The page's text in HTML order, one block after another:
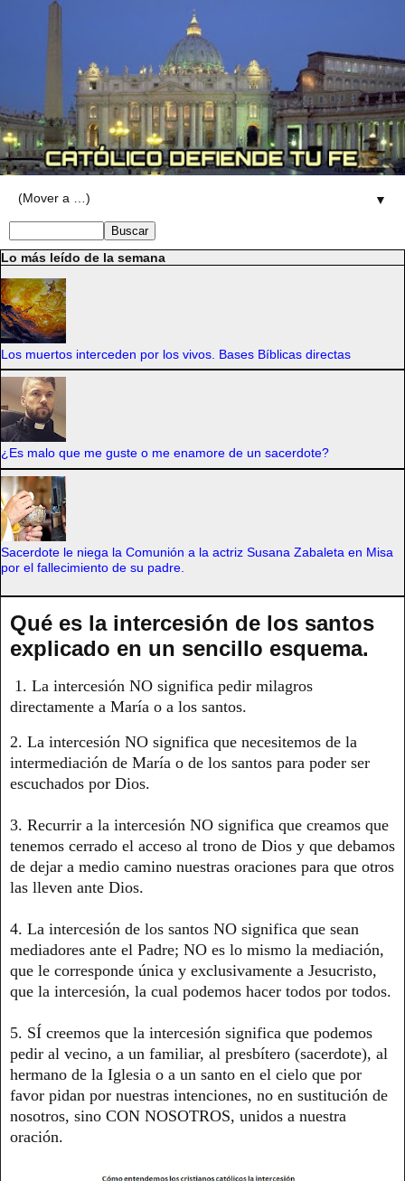
▼
Lo más leído de la semana
Los muertos interceden por los vivos. Bases Bíblicas directas
¿Es malo que me guste o me enamore de un sacerdote?
Sacerdote le niega la Comunión a la actriz Susana Zabaleta en Misa
por el fallecimiento de su padre.
Qué es la intercesión de los santos
explicado en un sencillo esquema.
1. La intercesión NO significa pedir milagros
directamente a María o a los santos.
2. La intercesión NO significa que necesitemos de la
intermediación de María o de los santos para poder ser
escuchados por Dios.
3. Recurrir a la intercesión NO significa que creamos que
tenemos cerrado el acceso al trono de Dios y que debamos
de dejar a medio camino nuestras oraciones para que otros
las lleven ante Dios.
4. La intercesión de los santos NO significa que sean
mediadores ante el Padre; NO es lo mismo la mediación,
que le corresponde única y exclusivamente a Jesucristo,
que la intercesión, la cual podemos hacer todos por todos.
5. SÍ creemos que la intercesión significa que podemos
pedir al vecino, a un familiar, al presbítero (sacerdote), al
hermano de la Iglesia o a un santo en el cielo que por
favor pidan por nuestras intenciones, no en sustitución de
nosotros, sino CON NOSOTROS, unidos a nuestra
oración.